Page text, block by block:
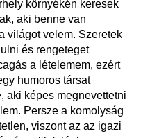
környékén keresek
aki benne van
világot velem. Szeretek
és rengeteget
a lételemem, ezért
humoros társat
aki képes megnevettetni
Persze a komolyság
viszont az az igazi